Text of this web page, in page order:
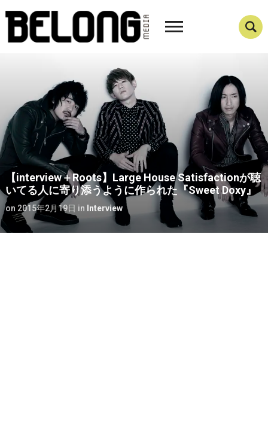
【interview＋Roots】Large House Satisfactionが聴
いてる人に寄り添うように作られた『Sweet Doxy』
on 2015年2月19日 in Interview